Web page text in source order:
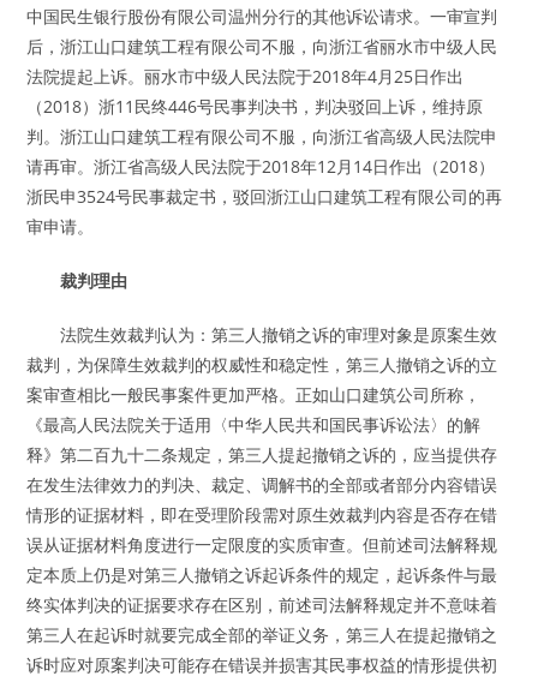
中国民生银行股份有限公司温州分行的其他诉讼请求。一审宣判
后，浙江山口建筑工程有限公司不服，向浙江省丽水市中级人民
法院提起上诉。丽水市中级人民法院于2018年4月25日作出
（2018）浙11民终446号民事判决书，判决驳回上诉，维持原
判。浙江山口建筑工程有限公司不服，向浙江省高级人民法院申
请再审。浙江省高级人民法院于2018年12月14日作出（2018）
浙民申3524号民事裁定书，驳回浙江山口建筑工程有限公司的再
审申请。
裁判理由
法院生效裁判认为：第三人撤销之诉的审理对象是原案生效
裁判，为保障生效裁判的权威性和稳定性，第三人撤销之诉的立
案审查相比一般民事案件更加严格。正如山口建筑公司所称，
《最高人民法院关于适用〈中华人民共和国民事诉讼法〉的解
释》第二百九十二条规定，第三人提起撤销之诉的，应当提供存
在发生法律效力的判决、裁定、调解书的全部或者部分内容错误
情形的证据材料，即在受理阶段需对原生效裁判内容是否存在错
误从证据材料角度进行一定限度的实质审查。但前述司法解释规
定本质上仍是对第三人撤销之诉起诉条件的规定，起诉条件与最
终实体判决的证据要求存在区别，前述司法解释规定并不意味着
第三人在起诉时就要完成全部的举证义务，第三人在提起撤销之
诉时应对原案判决可能存在错误并损害其民事权益的情形提供初